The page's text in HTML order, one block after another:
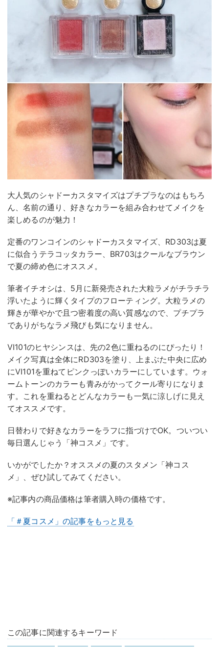
大人気のシャドーカスタマイズはプチプラなのはもちろ
ん、名前の通り、好きなカラーを組み合わせてメイクを
楽しめるのが魅力！
定番のワンコインのシャドーカスタマイズ、RD303は夏
に似合うテラコッタカラー、BR703はクールなブラウン
で夏の締め色にオススメ。
筆者イチオシは、5月に新発売された大粒ラメがチラチラ
浮いたように輝くタイプのフローティング。大粒ラメの
輝きが華やかで且つ密着度の高い質感なので、プチプラ
でありがちなラメ飛びも気になりません。
VI101のヒヤシンスは、先の2色に重ねるのにぴったり！
メイク写真は全体にRD303を塗り、上まぶた中央に広め
にVI101を重ねてピンクっぽいカラーにしています。ウォ
ームトーンのカラーも青みがかってクール寄りになりま
す。これを重ねるとどんなカラーも一気に涼しげに見え
てオススメです。
日替わりで好きなカラーをラフに指づけでOK。ついつい
毎日選んじゃう「神コスメ」です。
いかがでしたか？オススメの夏のスタメン「神コス
メ」、ぜひ試してみてください。
※記事内の商品価格は筆者購入時の価格です。
「＃夏コスメ」の記事をもっと見る
この記事に関連するキーワード